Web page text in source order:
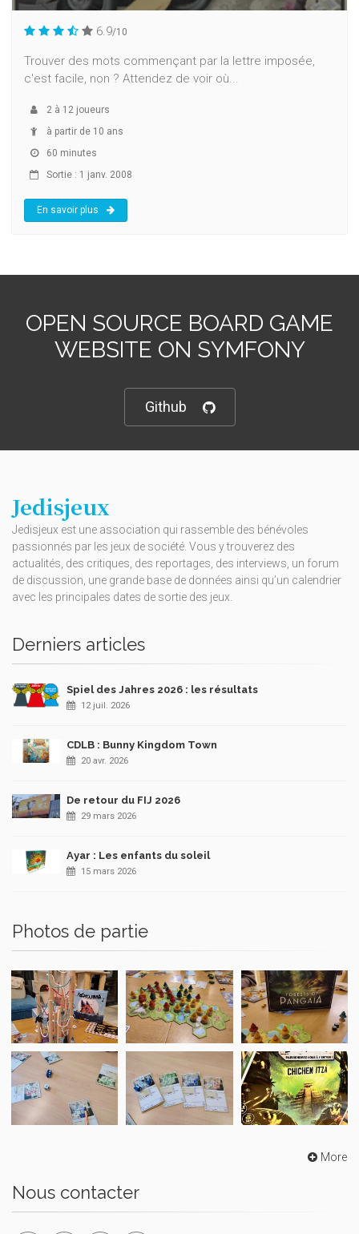
6.9/10
Trouver des mots commençant par la lettre imposée,
c'est facile, non ? Attendez de voir où...
2 à 12 joueurs
à partir de 10 ans
60 minutes
Sortie : 1 janv. 2008
En savoir plus
OPEN SOURCE BOARD GAME
WEBSITE ON SYMFONY
Github
Jedisjeux
Jedisjeux est une association qui rassemble des bénévoles
passionnés par les jeux de société. Vous y trouverez des
actualités, des critiques, des reportages, des interviews, un forum
de discussion, une grande base de données ainsi qu’un calendrier
avec les principales dates de sortie des jeux.
Derniers articles
Spiel des Jahres 2026 : les résultats
12 juil. 2026
CDLB : Bunny Kingdom Town
20 avr. 2026
De retour du FIJ 2026
29 mars 2026
Ayar : Les enfants du soleil
15 mars 2026
Photos de partie
More
Nous contacter